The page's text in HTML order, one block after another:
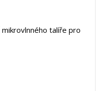
mikrovlnného talíře pro